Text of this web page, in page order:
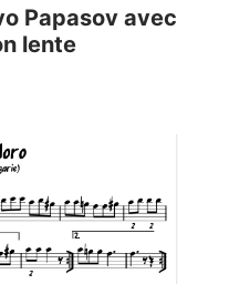
Papasov avec
lente